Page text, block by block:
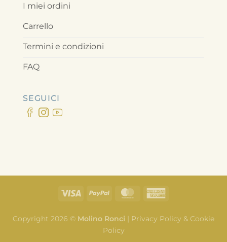
I miei ordini
Carrello
Termini e condizioni
FAQ
SEGUICI
Copyright 2026 © Molino Ronci | Privacy Policy & Cookie
Policy